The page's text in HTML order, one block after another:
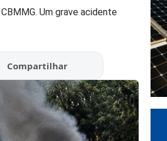
Um grave acidente
Compartilhar